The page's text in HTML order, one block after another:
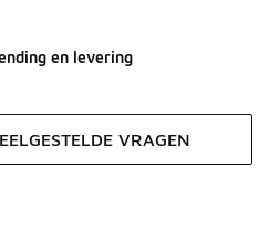
en levering
VRAGEN